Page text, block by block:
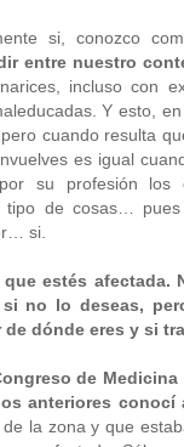
si, conozco
entre nuestro
incluso con
Y esto,
cuando resulta
es igual
por su profesión los
tipo de cosas… pues
si.
estés afectada.
no lo deseas,
dónde eres y si
de
anteriores conocí
la zona y que